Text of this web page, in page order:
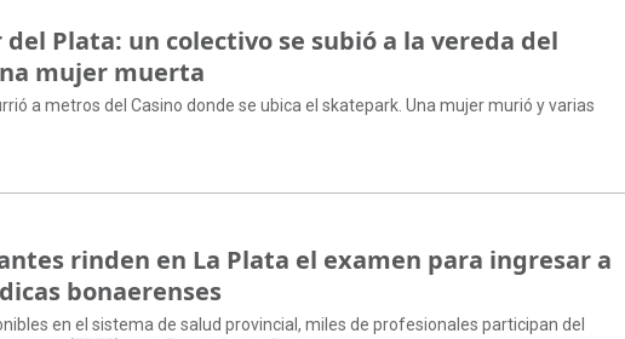
Plata: un colectivo se subió a la vereda del
mujer muerta
a metros del Casino donde se ubica el skatepark. Una mujer murió y varias
rinden en La Plata el examen para ingresar a
bonaerenses
en el sistema de salud provincial, miles de profesionales participan del